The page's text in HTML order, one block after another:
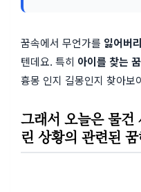
꿈속에서 무언가를 잃어버
텐데요. 특히 아이를 찾는 꿈
흉몽 인지 길몽인지 찾아보
그래서 오늘은 물건
린 상황의 관련된